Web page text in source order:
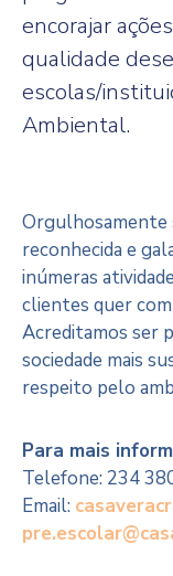
encorajar
qualidade
escolas/
Ambiental.
Orgulhosamente
reconhecida e
inúmeras
clientes quer
Acreditamos ser
sociedade mais
respeito pelo
Para mais
Telefone: 234
Email: